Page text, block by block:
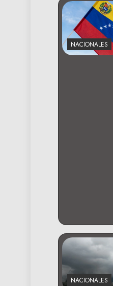
NACIONALES
NACIONALES